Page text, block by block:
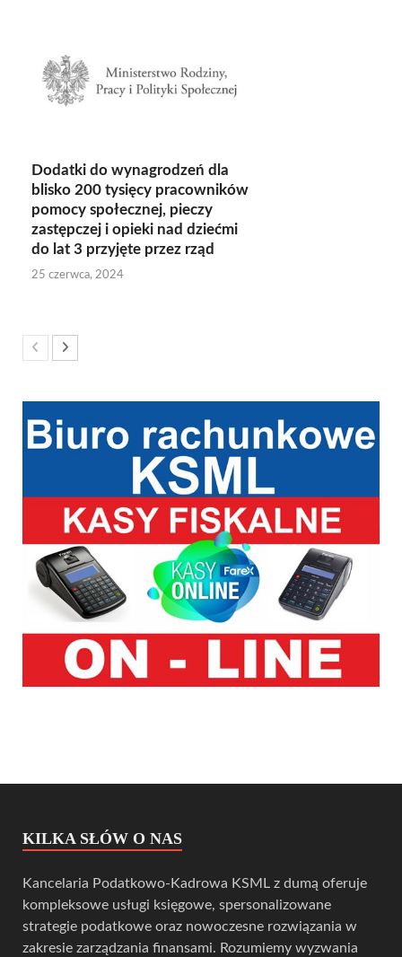
Dodatki do wynagrodzeń dla
blisko 200 tysięcy pracowników
pomocy społecznej, pieczy
zastępczej i opieki nad dziećmi
do lat 3 przyjęte przez rząd
25 czerwca, 2024
KILKA SŁÓW O NAS
Kancelaria Podatkowo-Kadrowa KSML z dumą oferuje
kompleksowe usługi księgowe, spersonalizowane
strategie podatkowe oraz nowoczesne rozwiązania w
zakresie zarządzania finansami. Rozumiemy wyzwania